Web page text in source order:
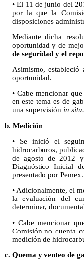
• El 11 de junio del
por la que la
disposiciones
Mediante dicha
oportunidad y de
de seguridad y el
Asimismo, estableció
oportunidad.
• Cabe mencionar
en este tema es de
una supervisión in situ.
b. Medición
• Se inició el
hidrocarburos,
de agosto de 2012
Diagnóstico Inicial
presentado por Pemex.
• Adicionalmente, el
la evaluación del
determinar,
• Cabe mencionar
Comisión no cuenta
medición de
c. Quema y venteo de